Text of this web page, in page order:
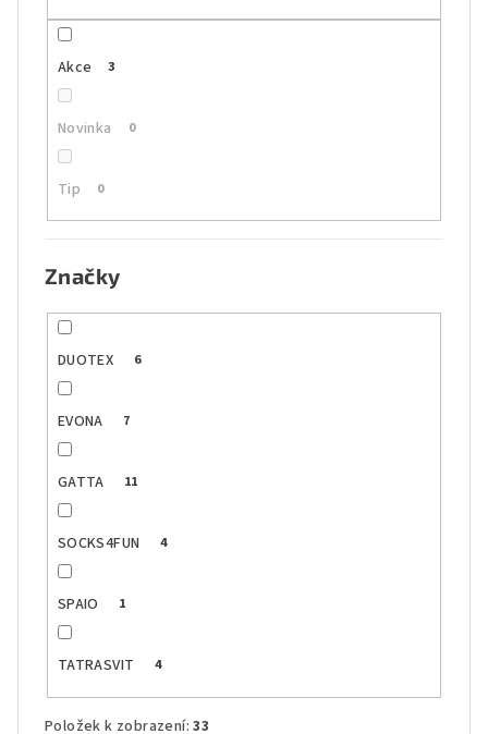
Akce 3
Novinka 0
Tip 0
Značky
DUOTEX 6
EVONA 7
GATTA 11
SOCKS4FUN 4
SPAIO 1
TATRASVIT 4
Položek k zobrazení:33